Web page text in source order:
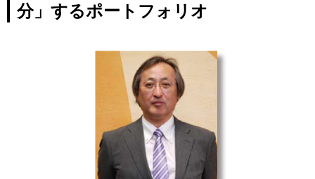
分」するポートフォリオ